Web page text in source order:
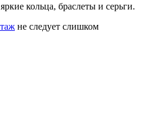
кольца, браслеты и серьги.
не следует слишком